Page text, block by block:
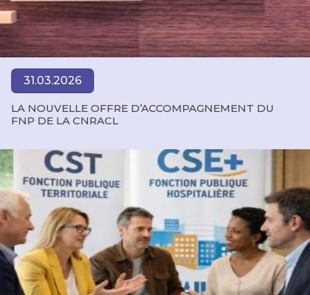
LA NOUVELLE OFFRE D’ACCOMPAGNEMENT DU
FNP DE LA CNRACL
31.03.2026